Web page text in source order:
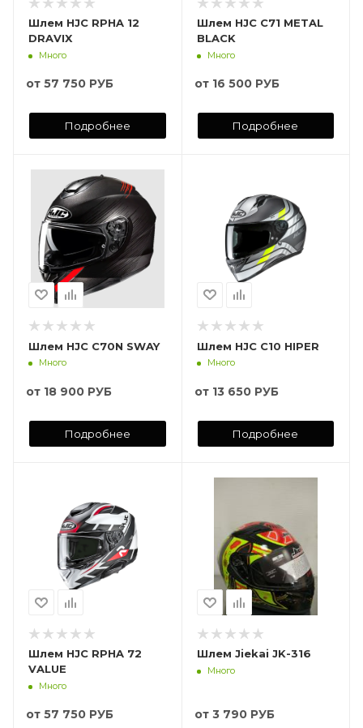
Шлем HJC RPHA 12
DRAVIX
Много
от 57 750 РУБ
Подробнее
Шлем HJC C71 METAL
BLACK
Много
от 16 500 РУБ
Подробнее
Шлем HJC C70N SWAY
Много
от 18 900 РУБ
Подробнее
Шлем HJC C10 HIPER
Много
от 13 650 РУБ
Подробнее
Шлем HJC RPHA 72
VALUE
Много
от 57 750 РУБ
Шлем Jiekai JK-316
Много
от 3 790 РУБ